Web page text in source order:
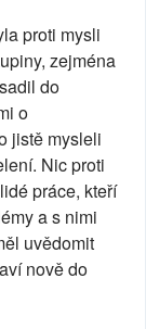
proti mysli
zejména
do
o
jistě mysleli
Nic proti
práce, kteří
a s nimi
uvědomit
nově do